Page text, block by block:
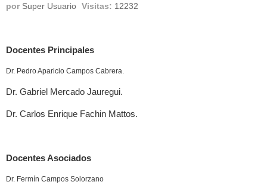
por Super Usuario Visitas: 12232
Docentes Principales
Dr. Pedro Aparicio Campos Cabrera.
Dr. Gabriel Mercado Jauregui.
Dr. Carlos Enrique Fachin Mattos.
Docentes Asociados
Dr. Fermín Campos Solorzano